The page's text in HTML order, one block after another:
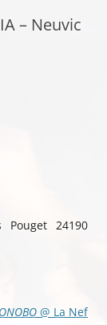
– Neuvic
Pouget 24190
@ La Nef